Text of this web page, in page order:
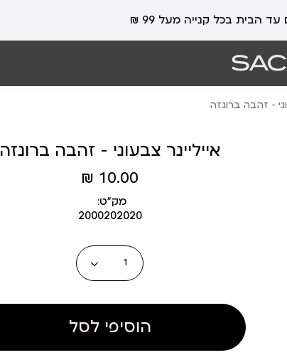
- זהבה ברונזה
אייליינר צבעוני - זהבה ברונזה
מחיר
מוצר
10.00 ₪
מק״ט:
2000202020
כמות
הוסיפי לסל